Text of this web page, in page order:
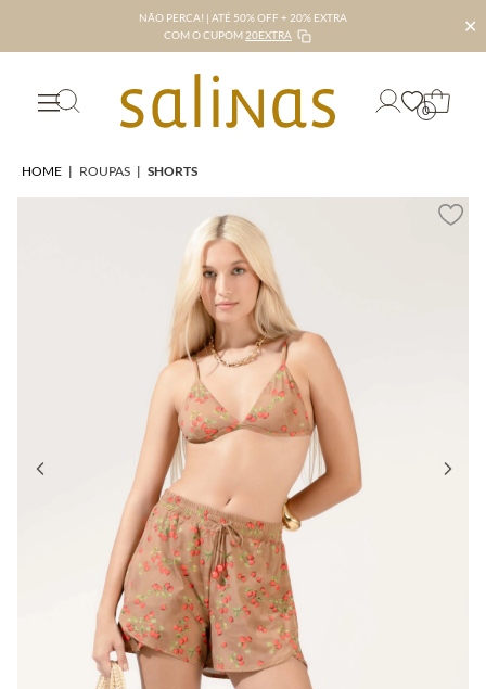
NÃO PERCA! | ATÉ 50% OFF + 20% EXTRA
COM O CUPOM 20EXTRA ✕
0
HOME | ROUPAS | SHORTS